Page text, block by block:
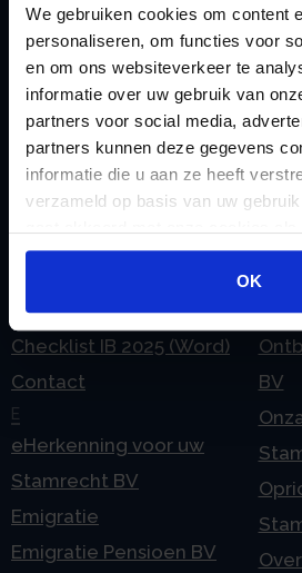
We gebruiken cookies om content
personaliseren, om functies voor
en om ons websiteverkeer te
informatie over uw gebruik van
partners voor social media,
partners kunnen deze gegevens
informatie die u aan ze heeft
verzameld op basis van uw
gebruiken.
OK
Belastingdienst
doorgeven
rekeningnummer
Checklist IB 2023 (PDF)
Checklist IB 2023 (Word)
Checklist IB 2024 (PDF)
Checklist IB 2025 (PDF)
Checklist IB 2025 (Word)
Contact
E
eHerkenning voor uw
Stamrecht BV
Emigratie
Emigratie Pensioen BV
M
O
BV